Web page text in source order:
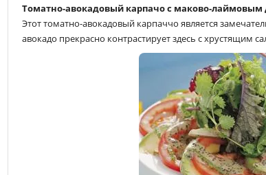
Томатно-авокадовый карпачо с маково-лаймовым
Этот томатно-авокадовый карпаччо является
авокадо прекрасно контрастирует здесь с хрустящим